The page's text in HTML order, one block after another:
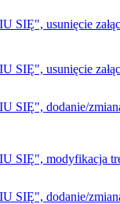
usunięcie
usunięcie
dodanie/zmiana
modyfikacja
dodanie/zmiana